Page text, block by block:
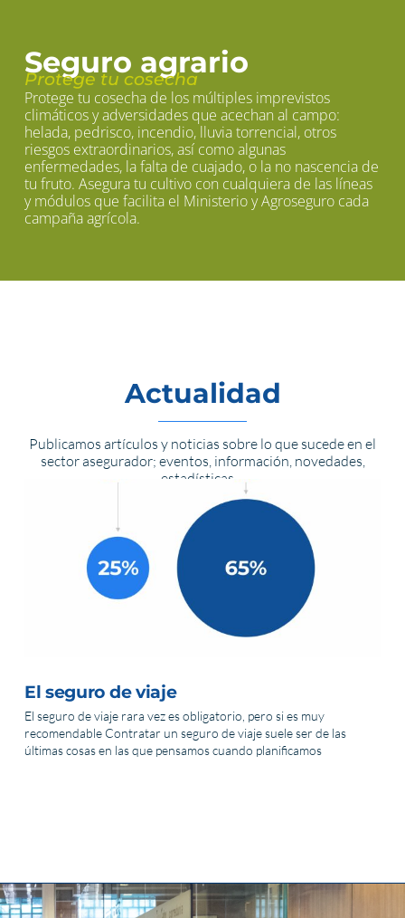
Seguro agrario
Protege tu cosecha
Protege tu cosecha de los múltiples imprevistos
climáticos y adversidades que acechan al campo:
helada, pedrisco, incendio, lluvia torrencial, otros
riesgos extraordinarios, así como algunas
enfermedades, la falta de cuajado, o la no nascencia de
tu fruto. Asegura tu cultivo con cualquiera de las líneas
y módulos que facilita el Ministerio y Agroseguro cada
campaña agrícola.
Actualidad
Publicamos artículos y noticias sobre lo que sucede en el
sector asegurador; eventos, información, novedades,
estadísticas…
El seguro de viaje
El seguro de viaje rara vez es obligatorio, pero si es muy
recomendable Contratar un seguro de viaje suele ser de las
últimas cosas en las que pensamos cuando planificamos